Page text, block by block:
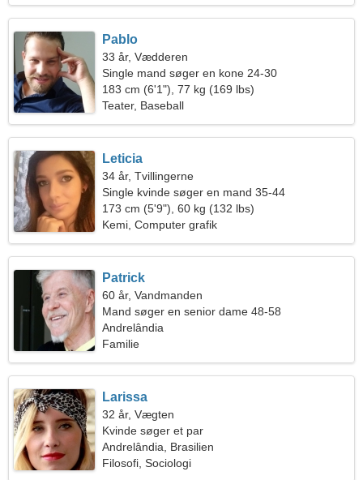
Pablo
33 år, Vædderen
Single mand søger en kone 24-30
183 cm (6'1"), 77 kg (169 lbs)
Teater, Baseball
Leticia
34 år, Tvillingerne
Single kvinde søger en mand 35-44
173 cm (5'9"), 60 kg (132 lbs)
Kemi, Computer grafik
Patrick
60 år, Vandmanden
Mand søger en senior dame 48-58
Andrelândia
Familie
Larissa
32 år, Vægten
Kvinde søger et par
Andrelândia, Brasilien
Filosofi, Sociologi